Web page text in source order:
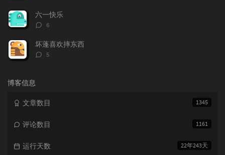
数：
六一快乐
评
数：
6
坏蓬喜欢摔东西
评
5
博客信息
1345
文章数目
1161
评论数目
22年243天
运行天数